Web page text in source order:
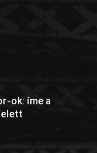
ok: íme a